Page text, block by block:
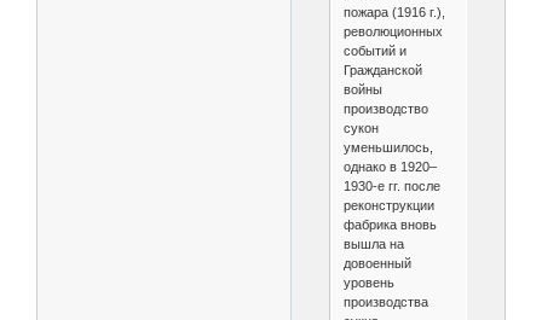
пожара (1916 г.),
революционных
событий и
Гражданской
войны
производство
сукон
уменьшилось,
однако в 1920–
1930-е гг. после
реконструкции
фабрика вновь
вышла на
довоенный
уровень
производства